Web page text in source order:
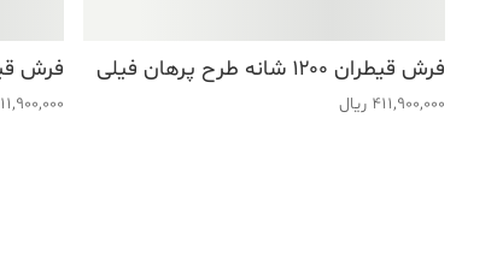
فرش قیطران ۱۲۰۰ شانه طرح پرهان فیلی
411,900,000 ریال
فرش قیطران ۱۲۰۰